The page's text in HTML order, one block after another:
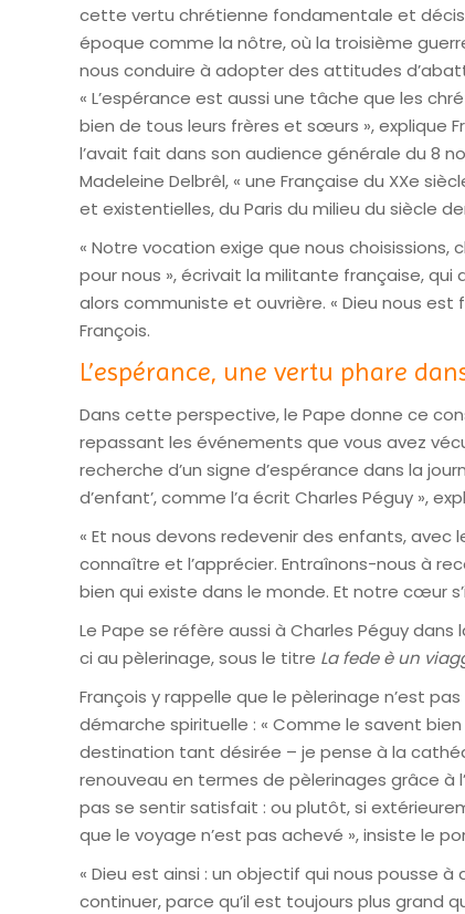
cette vertu chrétienne fondamentale et
époque comme la nôtre, où la troisième
nous conduire à adopter des attitudes
« L’espérance est aussi une tâche que les
bien de tous leurs frères et sœurs », explique
l’avait fait dans son audience générale du 8
Madeleine Delbrêl, « une Française du XXe
et existentielles, du Paris du milieu du siècle
« Notre vocation exige que nous choisissions,
pour nous », écrivait la militante française, qui
alors communiste et ouvrière. « Dieu nous
François.
L’espérance, une vertu phare
Dans cette perspective, le Pape donne ce
repassant les événements que vous avez
recherche d’un signe d’espérance dans la
d’enfant’, comme l’a écrit Charles Péguy »,
« Et nous devons redevenir des enfants,
connaître et l’apprécier. Entraînons-nous à
bien qui existe dans le monde. Et notre cœur
Le Pape se réfère aussi à Charles Péguy
ci au pèlerinage, sous le titre La fede è un
François y rappelle que le pèlerinage n’est
démarche spirituelle : « Comme le savent
destination tant désirée – je pense à la
renouveau en termes de pèlerinages grâce à
pas se sentir satisfait : ou plutôt, si
que le voyage n’est pas achevé », insiste le
« Dieu est ainsi : un objectif qui nous pousse
continuer, parce qu’il est toujours plus grand